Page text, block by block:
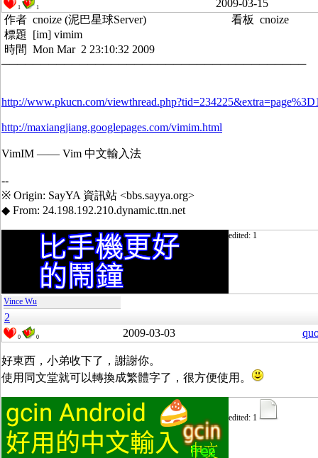
1 1
2009-03-15
作者 cnoize (泥巴星球Server) 看板 cnoize
標題 [im] vimim
時間 Mon Mar 2 23:10:32 2009
───────────────────────────────────────
http://www.pkucn.com/
http://maxiangjiang.googlepages.com/vimim.html
VimIM —— Vim 中文輸入法
--
※ Origin: SayYA 資訊站 <bbs.sayya.org>
◆ From: 24.198.192.210.dynamic.ttn.net
edited: 1
Vince Wu
2
0 0 2009-03-03
好東西，小弟收下了，謝謝你。
使用同文堂就可以轉換成繁體字了，很方便使用。
edited: 1